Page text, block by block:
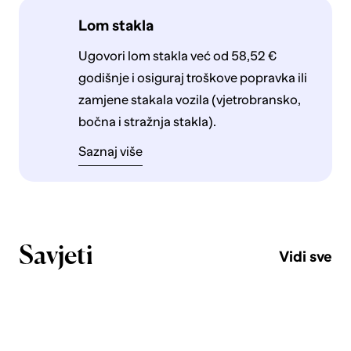
Lom stakla
Ugovori lom stakla već od 58,52 €
godišnje i osiguraj troškove popravka ili
zamjene stakala vozila (vjetrobransko,
bočna i stražnja stakla).
Saznaj više
Savjeti Vidi sve